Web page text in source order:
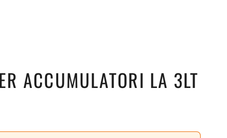
ACCUMULATORI LA 3LT